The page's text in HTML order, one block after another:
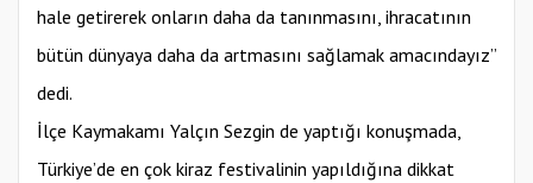
hale getirerek onların daha da tanınmasını, ihracatının
bütün dünyaya daha da artmasını sağlamak amacındayız”
dedi.
İlçe Kaymakamı Yalçın Sezgin de yaptığı konuşmada,
Türkiye’de en çok kiraz festivalinin yapıldığına dikkat